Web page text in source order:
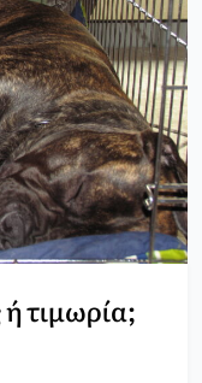
τιμωρία;